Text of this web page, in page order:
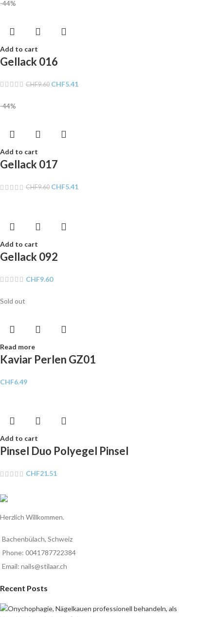
-44%
Add to cart
Gellack 016
CHF9.60 CHF5.41
-44%
Add to cart
Gellack 017
CHF9.60 CHF5.41
Add to cart
Gellack 092
CHF9.60
Sold out
Read more
Kaviar Perlen GZ01
CHF6.49
Add to cart
Pinsel Duo Polyegel Pinsel
CHF21.51
Herzlich Willkommen.
Bachenbülach, Schweiz
Phone: 0041787722384
Email: nails@stilaar.ch
Recent Posts